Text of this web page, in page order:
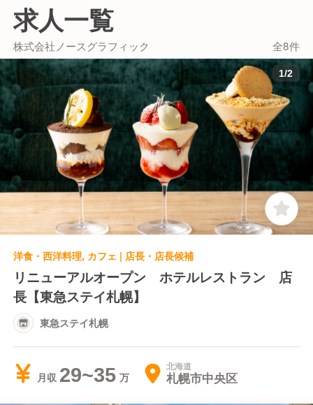
タ屋さんミールラウンジ - アウトドアカフェ
ミールラウンジ - Source06 - 発酵ヤード
-maze ▶業務提携 親和性・連動性の高いパ
ートナー企業様との連携により 多様な飲食サ
ービスの出店・運営を行なっています。 -
Source11(東急ステイ 札幌) - Source72(JR東
日本ホテルメッツ 札幌) - かなさん(東急ステ
イ 沖縄那覇) - The358 空・海（ホテル
The358 sora・umi 福岡） - huwa dolo（JR
東日本ホテルメッツ 渋谷) - 茜音の湯 朝食
会場(ヴィアイン赤坂)
ない人、ここでしか感じられない非日常。 料理
やお酒はもちろん、その料理を楽しむ空間、提
供するスタッフの笑顔、接客。 そのすべてを五
感でお客様に楽しんで頂きたい、お客様にいつ
もちょっとしたワクワクを 感じていただきた
い、そう考えています。 ▶インバウンド専門店
企画、運営 インバウンド需要に対して、飲食
店企画・運営で培った料理・接客のクオリティ
と 他事業との連携による店舗設営、営業、宣
伝等により質の高い団体旅行向けの 予約専門
ビュッフェレストラン事業を展開しています。
- ジャパニーズビュッフェダイニング 伝 -
ワガママシャブシャブTOKYO 浅草店 - ホッ
トポットダイニング翠 ▶飲食店企画、運営
店舗ごとに異なるコンセプトでデザインされた
空間と多彩な料理で 非日常+居心地の良い時
間をご提供しています。 - 道産小麦のパス
タ屋さんミールラウンジ - アウトドアカフェ
ミールラウンジ - Source06 - 発酵ヤード
-maze ▶業務提携 親和性・連動性の高いパ
ートナー企業様との連携により 多様な飲食サ
ービスの出店・運営を行なっています。 -
求人一覧
株式会社ノースグラフィック 全8件
1/2
洋食・西洋料理, カフェ | 店長・店長候補
リニューアルオープン ホテルレストラン 店
長【東急ステイ札幌】
東急ステイ札幌
月収 29~35 北海道
札幌市中央区